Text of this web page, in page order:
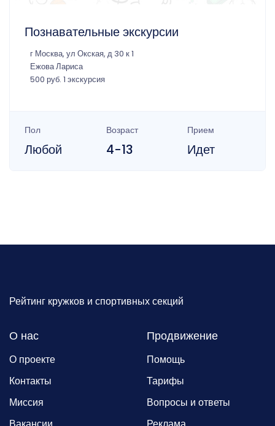
Познавательные экскурсии
г Москва, ул Окская, д 30 к 1
Ежова Лариса
500 руб. 1 экскурсия
Пол
Любой
Возраст
4-13
Прием
Идет
Рейтинг кружков и спортивных секций
О нас
О проекте
Контакты
Миссия
Продвижение
Помощь
Тарифы
Вопросы и ответы